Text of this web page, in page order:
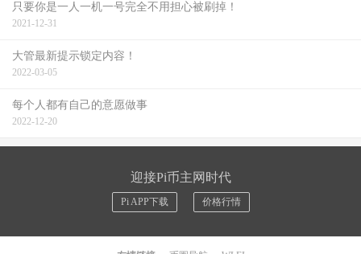
只要你是一人一机一号完全不用担心被刷掉！
2021-12-31
大管最新提示锁定内容！
2022-03-05
每个人都有自己的意愿做事
2022-12-20
迎接Pi币主网时代
Pi APP下载 价格行情